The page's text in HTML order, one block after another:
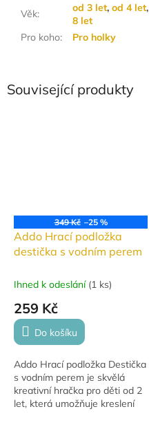
Související produkty
349 Kč –25 %
Addo Hrací podložka
destička s vodním perem
Ihned k odeslání (1 ks)
259 Kč
Do košíku
Addo Hrací podložka Destička
s vodním perem je skvělá
kreativní hračka pro děti od 2
let, která umožňuje kreslení
Věk: od 3 let, od 4 let,
8 let
Pro koho: Pro holky